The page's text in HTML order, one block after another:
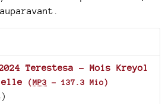
Terestesa - Mois Kreyol
(MP3 - 137.3 Mio)